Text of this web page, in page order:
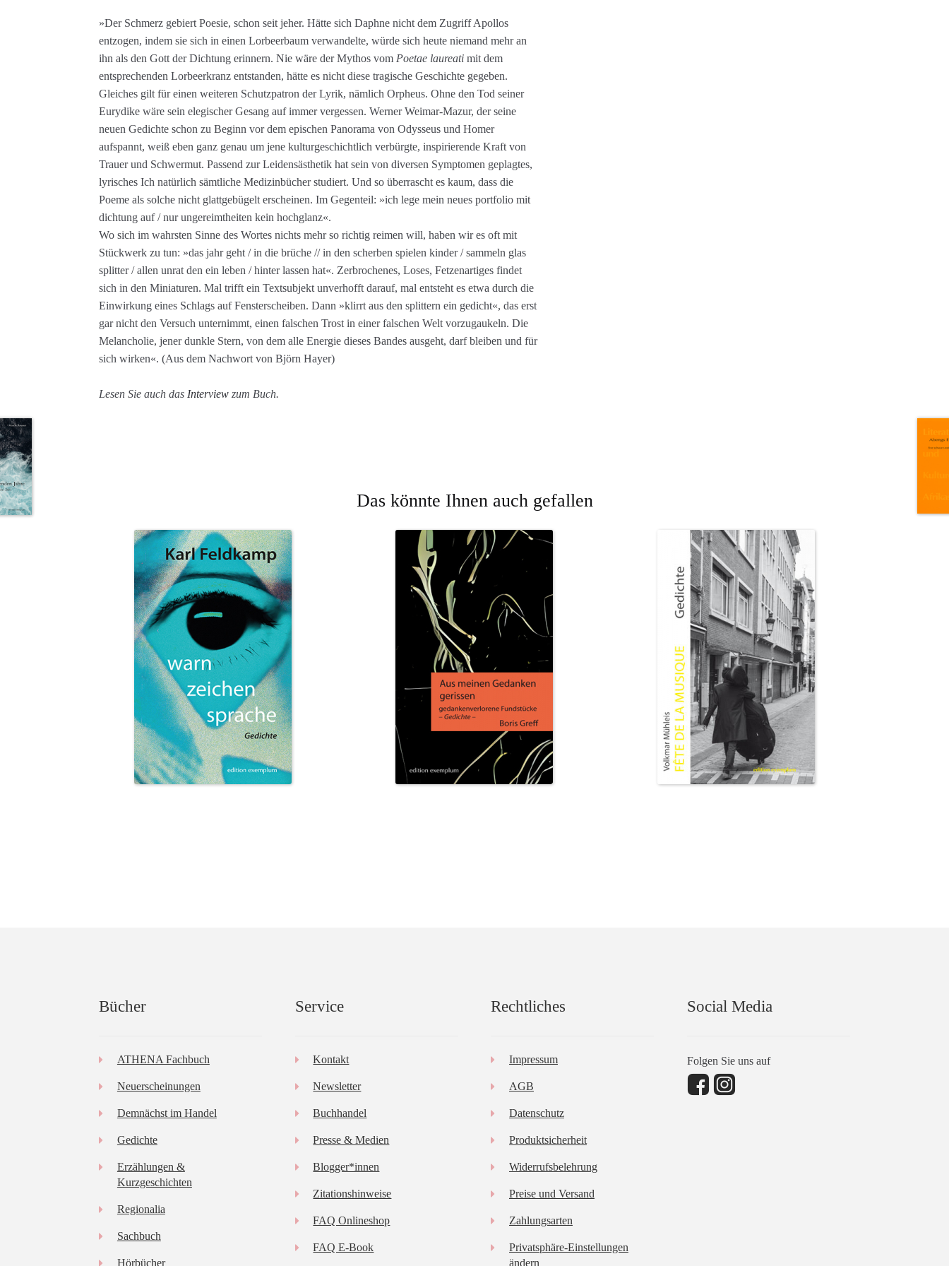
»Der Schmerz gebiert Poesie, schon seit jeher. Hätte sich Daphne nicht dem Zugriff Apollos
entzogen, indem sie sich in einen Lorbeerbaum verwandelte, würde sich heute niemand mehr an
ihn als den Gott der Dichtung erinnern. Nie wäre der Mythos vom Poetae laureati mit dem
entsprechenden Lorbeerkranz entstanden, hätte es nicht diese tragische Geschichte gegeben.
Gleiches gilt für einen weiteren Schutzpatron der Lyrik, nämlich Orpheus. Ohne den Tod seiner
Eurydike wäre sein elegischer Gesang auf immer vergessen. Werner Weimar-Mazur, der seine
neuen Gedichte schon zu Beginn vor dem epischen Panorama von Odysseus und Homer
aufspannt, weiß eben ganz genau um jene kulturgeschichtlich verbürgte, inspirierende Kraft von
Trauer und Schwermut. Passend zur Leidensästhetik hat sein von diversen Symptomen geplagtes,
lyrisches Ich natürlich sämtliche Medizinbücher studiert. Und so überrascht es kaum, dass die
Poeme als solche nicht glattgebügelt erscheinen. Im Gegenteil: »ich lege mein neues portfolio mit
dichtung auf / nur ungereimtheiten kein hochglanz«.
Wo sich im wahrsten Sinne des Wortes nichts mehr so richtig reimen will, haben wir es oft mit
Stückwerk zu tun: »das jahr geht / in die brüche // in den scherben spielen kinder / sammeln glas
splitter / allen unrat den ein leben / hinter lassen hat«. Zerbrochenes, Loses, Fetzenartiges findet
sich in den Miniaturen. Mal trifft ein Textsubjekt unverhofft darauf, mal entsteht es etwa durch die
Einwirkung eines Schlags auf Fensterscheiben. Dann »klirrt aus den splittern ein gedicht«, das erst
gar nicht den Versuch unternimmt, einen falschen Trost in einer falschen Welt vorzugaukeln. Die
Melancholie, jener dunkle Stern, von dem alle Energie dieses Bandes ausgeht, darf bleiben und für
sich wirken«. (Aus dem Nachwort von Björn Hayer)
Lesen Sie auch das Interview zum Buch.
Das könnte Ihnen auch gefallen
Bücher
ATHENA Fachbuch
Neuerscheinungen
Demnächst im Handel
Gedichte
Erzählungen &
Kurzgeschichten
Regionalia
Sachbuch
Hörbücher
Service
Kontakt
Newsletter
Buchhandel
Presse & Medien
Blogger*innen
Zitationshinweise
FAQ Onlineshop
FAQ E-Book
Rechtliches
Impressum
AGB
Datenschutz
Produktsicherheit
Widerrufsbelehrung
Preise und Versand
Zahlungsarten
Privatsphäre-Einstellungen
ändern
Social Media
Folgen Sie uns auf